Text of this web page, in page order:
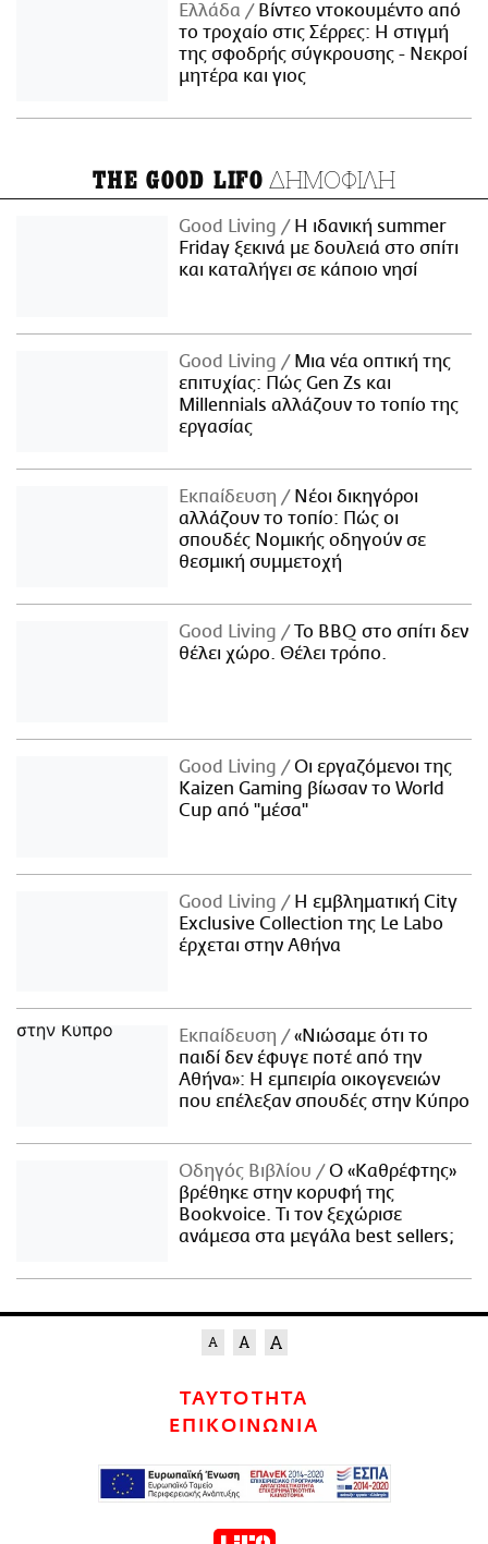
Ελλάδα
Βίντεο ντοκουμέντο από
το τροχαίο στις Σέρρες: Η στιγμή
της σφοδρής σύγκρουσης - Νεκροί
μητέρα και γιος
THE GOOD LIFO ΔΗΜΟΦΙΛΗ
Good Living
Η ιδανική summer
Friday ξεκινά με δουλειά στο σπίτι
και καταλήγει σε κάποιο νησί
Good Living
Μια νέα οπτική της
επιτυχίας: Πώς Gen Zs και
Millennials αλλάζουν το τοπίο της
εργασίας
Εκπαίδευση
Νέοι δικηγόροι
αλλάζουν το τοπίο: Πώς οι
σπουδές Νομικής οδηγούν σε
θεσμική συμμετοχή
Good Living
Το BBQ στο σπίτι δεν
θέλει χώρο. Θέλει τρόπο.
Good Living
Οι εργαζόμενοι της
Kaizen Gaming βίωσαν το World
Cup από "μέσα"
Good Living
Η εμβληματική City
Exclusive Collection της Le Labo
έρχεται στην Αθήνα
Εκπαίδευση
«Νιώσαμε ότι το
παιδί δεν έφυγε ποτέ από την
Αθήνα»: Η εμπειρία οικογενειών
που επέλεξαν σπουδές στην Κύπρο
Οδηγός Βιβλίου
Ο «Καθρέφτης»
βρέθηκε στην κορυφή της
Bookvoice. Τι τον ξεχώρισε
ανάμεσα στα μεγάλα best sellers;
ΤΑΥΤΟΤΗΤΑ
ΕΠΙΚΟΙΝΩΝΙΑ